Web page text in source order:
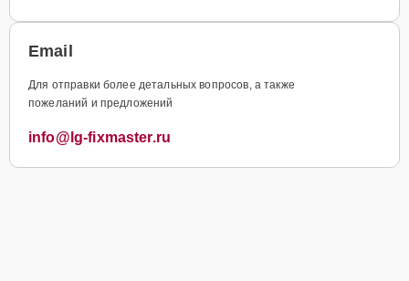
Email
Для отправки более детальных вопросов, а также
пожеланий и предложений
info@lg-fixmaster.ru